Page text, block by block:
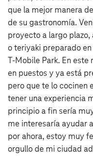
que la mejor manera
de su gastronomía.
proyecto a largo
o teriyaki preparado
T‑Mobile Park. En
en puestos y ya está
pero que te lo cocinen
tener una experiencia
principio a fin sería
me interesaría ayudar
por ahora, estoy muy
orgullo de mi ciudad